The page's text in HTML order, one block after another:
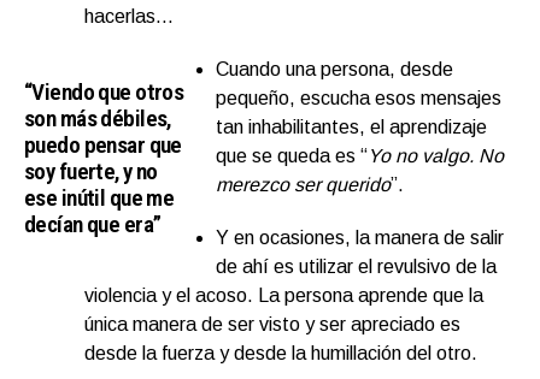
hacerlas…
“Viendo que otros
son más débiles,
puedo pensar que
soy fuerte, y no
ese inútil que me
decían que era”
Cuando una persona, desde
pequeño, escucha esos mensajes
tan inhabilitantes, el aprendizaje
que se queda es “Yo no valgo. No
merezco ser querido”.
Y en ocasiones, la manera de salir
de ahí es utilizar el revulsivo de la
violencia y el acoso. La persona aprende que la
única manera de ser visto y ser apreciado es
desde la fuerza y desde la humillación del otro.